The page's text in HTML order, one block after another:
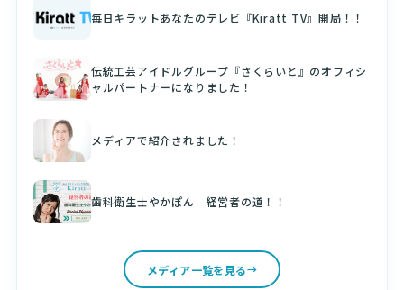
毎日キラットあなたのテレビ『Kiratt TV』開局！！
伝統工芸アイドルグループ『さくらいと』のオフィシ
ャルパートナーになりました！
メディアで紹介されました！
歯科衛生士やかぽん 経営者の道！！
メディア一覧を見る